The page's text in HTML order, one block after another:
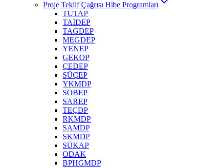
Proje Teklif Çağrısı Hibe Programları
TUTAP
TAİDEP
TAGDEP
MEGDEP
YENEP
GEKOP
ÇEDEP
SÜÇEP
YKMDP
SOBEP
SAREP
TEÇDP
RKMDP
SAMDP
SKMDP
SÜKAP
ODAK
BPHGMDP